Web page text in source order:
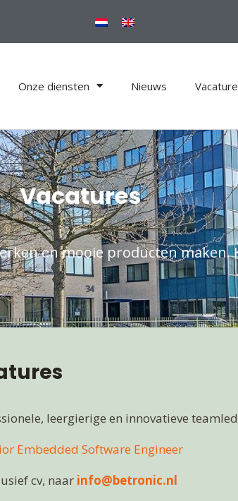
Onze diensten Nieuws
Vacatures
en mooie producten maken.
leergierige en innovatieve
Embedded Software Engineer
cv, naar info@betronic.nl